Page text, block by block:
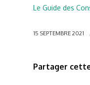
Le Guide des
15 SEPTEMBRE 2021
Partager